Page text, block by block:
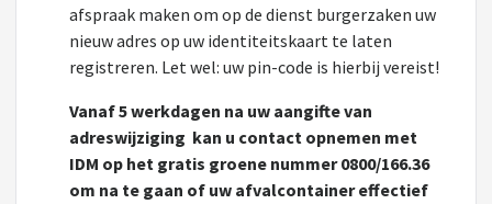
afspraak maken om op de dienst burgerzaken uw
nieuw adres op uw identiteitskaart te laten
registreren. Let wel: uw pin-code is hierbij vereist!
Vanaf 5 werkdagen na uw aangifte van
adreswijziging kan u contact opnemen met
IDM op het gratis groene nummer 0800/166.36
om na te gaan of uw afvalcontainer effectief